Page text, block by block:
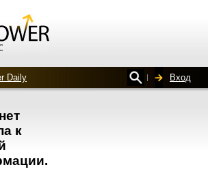
Daily Вход
к